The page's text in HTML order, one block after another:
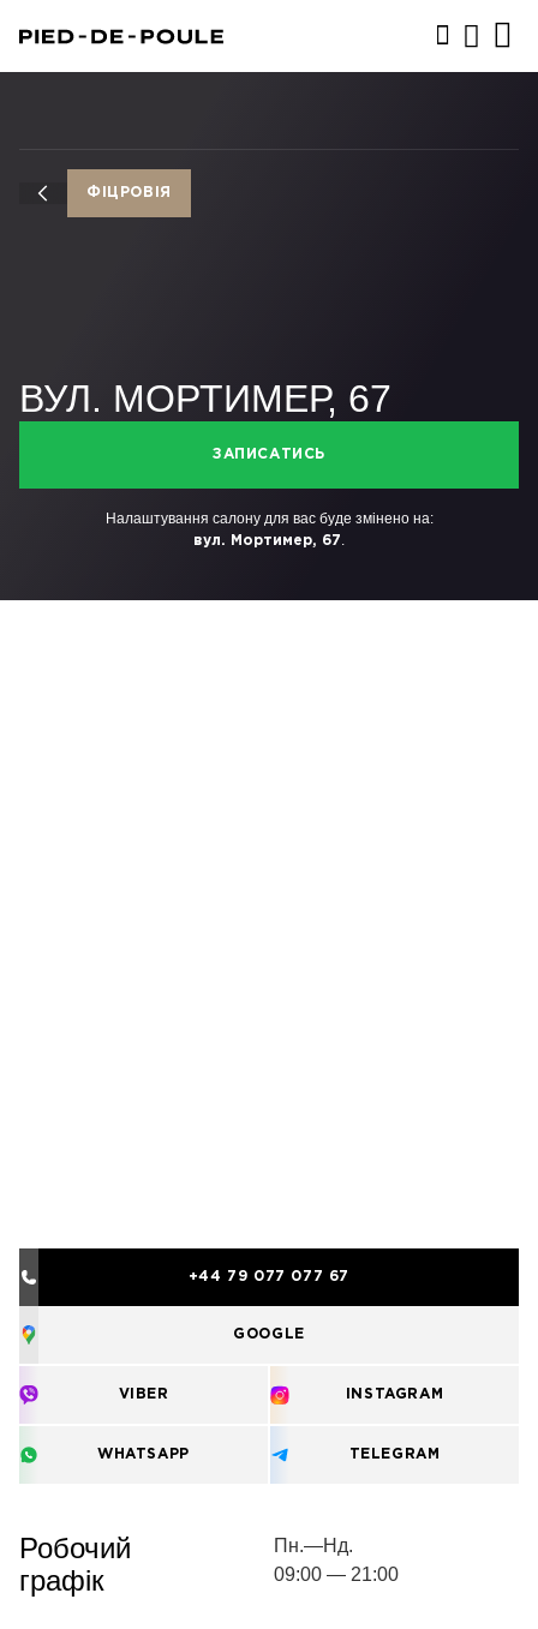
ФІЦРОВІЯ
ВУЛ. МОРТИМЕР, 67
ЗАПИСАТИСЬ
Налаштування салону для вас буде змінено на:
вул. Мортимер, 67.
+44 79 077 077 67
GOOGLE
VIBER INSTAGRAM
WHATSAPP TELEGRAM
Робочий
графік
Пн.—Нд.
09:00 — 21:00